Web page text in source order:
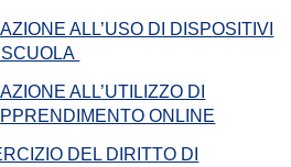
ALL’USO DI DISPOSITIVI
ALL’UTILIZZO DI
ONLINE
DEL DIRITTO DI